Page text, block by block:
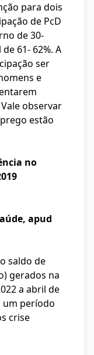
para dois
de PcD
de 30-
61- 62%. A
ser
e
observar
estão
no
apud
saldo de
gerados na
a abril de
um período
crise